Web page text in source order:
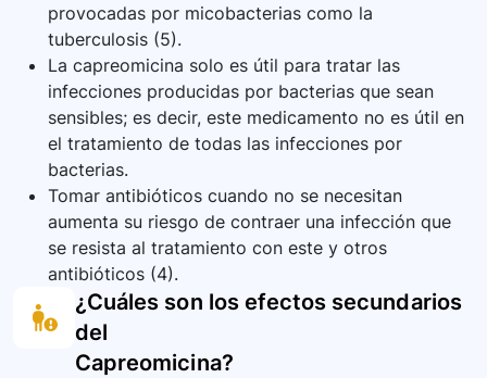
provocadas por micobacterias como la
tuberculosis (5).
La capreomicina solo es útil para tratar las
infecciones producidas por bacterias que sean
sensibles; es decir, este medicamento no es útil en
el tratamiento de todas las infecciones por
bacterias.
Tomar antibióticos cuando no se necesitan
aumenta su riesgo de contraer una infección que
se resista al tratamiento con este y otros
antibióticos (4).
¿Cuáles son los efectos secundarios
del
Capreomicina?